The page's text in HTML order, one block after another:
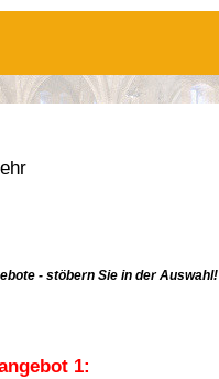
- stöbern Sie in der Auswahl!
1: